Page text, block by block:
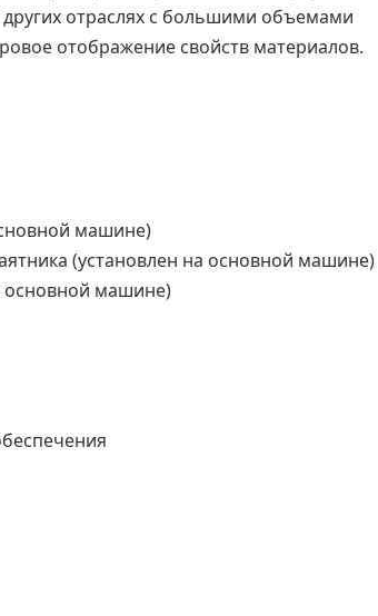
отраслях с большими объемами
отображение свойств материалов.
машине)
(установлен на основной машине)
основной машине)